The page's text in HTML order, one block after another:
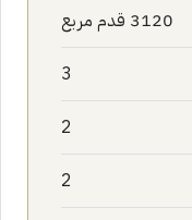
3120 قدم مربع
3
2
2